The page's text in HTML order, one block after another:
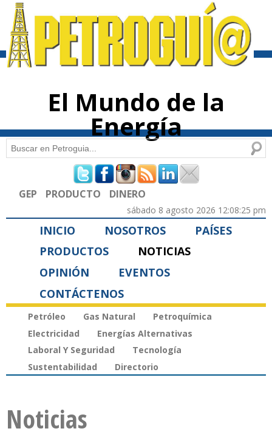
contenido
El Mundo de la
Energía
Formulario de búsqueda
Buscar
GEP PRODUCTO DINERO
sábado 8 agosto 2026 12:08:25 pm
INICIO NOSOTROS
PAÍSES
PRODUCTOS
NOTICIAS
OPINIÓN
EVENTOS
CONTÁCTENOS
Petróleo Gas Natural
Petroquímica
Electricidad
Energías Alternativas
Laboral Y Seguridad
Tecnología
Sustentabilidad
Directorio
Noticias